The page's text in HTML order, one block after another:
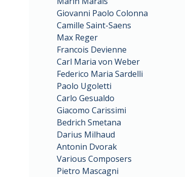
Giovanni Paolo Colonna
Camille Saint-Saens
Max Reger
Francois Devienne
Carl Maria von Weber
Federico Maria Sardelli
Paolo Ugoletti
Carlo Gesualdo
Giacomo Carissimi
Bedrich Smetana
Darius Milhaud
Antonin Dvorak
Various Composers
Pietro Mascagni